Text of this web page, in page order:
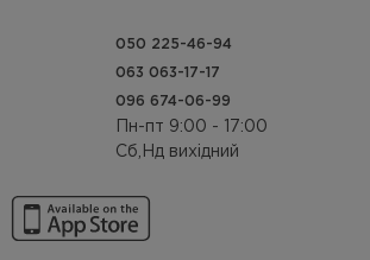
050 225-46-94
063 063-17-17
096 674-06-99
Пн-пт 9:00 - 17:00
Сб,Нд вихідний